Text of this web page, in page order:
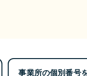
事業所の個別番号